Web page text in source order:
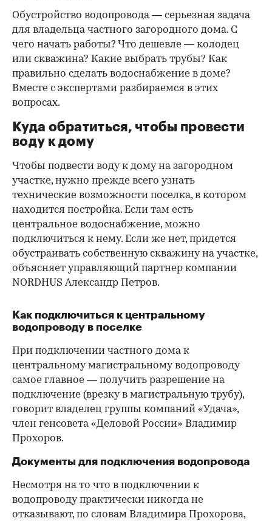
Обустройство водопровода — серьезная задача
для владельца частного загородного дома. С
чего начать работы? Что дешевле — колодец
или скважина? Какие выбрать трубы? Как
правильно сделать водоснабжение в доме?
Вместе с экспертами разбираемся в этих
вопросах.
Куда обратиться, чтобы провести
воду к дому
Чтобы подвести воду к дому на загородном
участке, нужно прежде всего узнать
технические возможности поселка, в котором
находится постройка. Если там есть
центральное водоснабжение, можно
подключиться к нему. Если же нет, придется
обустраивать собственную скважину на участке,
объясняет управляющий партнер компании
NORDHUS Александр Петров.
Как подключиться к центральному
водопроводу в поселке
При подключении частного дома к
центральному магистральному водопроводу
самое главное — получить разрешение на
подключение (врезку в магистральную трубу),
говорит владелец группы компаний «Удача»,
член генсовета «Деловой России» Владимир
Прохоров.
Документы для подключения водопровода
Несмотря на то что в подключении к
водопроводу практически никогда не
отказывают, по словам Владимира Прохорова,